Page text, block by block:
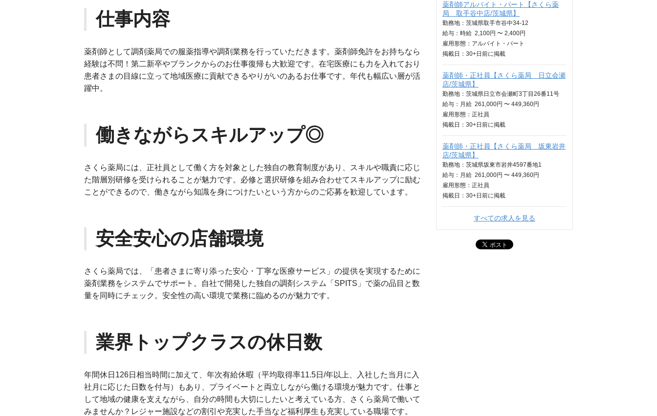
仕事内容
薬剤師として調剤薬局での服薬指導や調剤業務を行っていただきます。薬剤師免許をお持ちなら
経験は不問！第二新卒やブランクからのお仕事復帰も大歓迎です。在宅医療にも力を入れており
患者さまの目線に立って地域医療に貢献できるやりがいのあるお仕事です。年代も幅広い層が活
躍中。
働きながらスキルアップ◎
さくら薬局には、正社員として働く方を対象とした独自の教育制度があり、スキルや職責に応じ
た階層別研修を受けられることが魅力です。必修と選択研修を組み合わせてスキルアップに励む
ことができるので、働きながら知識を身につけたいという方からのご応募を歓迎しています。
安全安心の店舗環境
さくら薬局では、「患者さまに寄り添った安心・丁寧な医療サービス」の提供を実現するために
薬剤業務をシステムでサポート。自社で開発した独自の調剤システム「SPITS」で薬の品目と数
量を同時にチェック。安全性の高い環境で業務に臨めるのが魅力です。
業界トップクラスの休日数
年間休日126日相当時間に加えて、年次有給休暇（平均取得率11.5日/年以上、入社した当月に入
社月に応じた日数を付与）もあり、プライベートと両立しながら働ける環境が魅力です。仕事と
して地域の健康を支えながら、自分の時間も大切にしたいと考えている方、さくら薬局で働いて
みませんか？レジャー施設などの割引や充実した手当など福利厚生も充実している職場です。
薬剤師アルバイト・パート【さくら薬
局 取手谷中店/茨城県】
勤務地：茨城県取手市谷中34-12
給与： 時給 2,100円 〜 2,400円
雇用形態：アルバイト・パート
掲載日： 30+日 前に掲載
薬剤師・正社員【さくら薬局 日立会瀬
店/茨城県】
勤務地：茨城県日立市会瀬町3丁目26番11号
給与： 月給 261,000円 〜 449,360円
雇用形態：正社員
掲載日： 30+日 前に掲載
薬剤師・正社員【さくら薬局 坂東岩井
店/茨城県】
勤務地：茨城県坂東市岩井4597番地1
給与： 月給 261,000円 〜 449,360円
雇用形態：正社員
掲載日： 30+日 前に掲載
すべての求人を見る